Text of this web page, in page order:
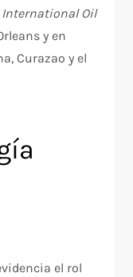
International Oil
y en
Curazao y el
el rol